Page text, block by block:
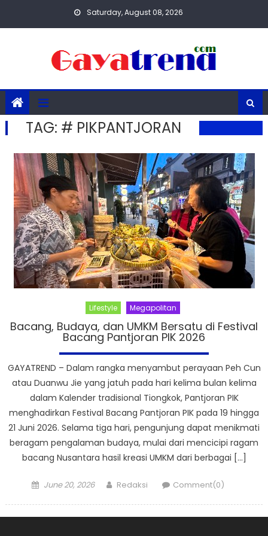
Saturday, August 08, 2026
TAG: # PIKPANTJORAN
Lifestyle Megapolitan
Bacang, Budaya, dan UMKM Bersatu di Festival
Bacang Pantjoran PIK 2026
GAYATREND – Dalam rangka menyambut perayaan Peh Cun
atau Duanwu Jie yang jatuh pada hari kelima bulan kelima
dalam Kalender tradisional Tiongkok, Pantjoran PIK
menghadirkan Festival Bacang Pantjoran PIK pada 19 hingga
21 Juni 2026. Selama tiga hari, pengunjung dapat menikmati
beragam pengalaman budaya, mulai dari mencicipi ragam
bacang Nusantara hasil kreasi UMKM dari berbagai […]
Posted
June 20, 2026 Author
Redaksi Comment(0)